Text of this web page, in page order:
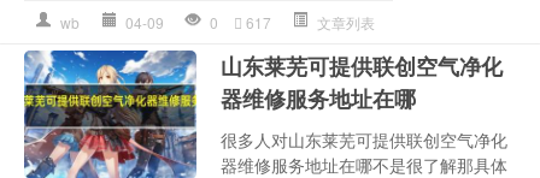
wb 04-09 0 617 文章列表
山东莱芜可提供联创空气净化
器维修服务地址在哪
很多人对山东莱芜可提供联创空气净化
器维修服务地址在哪不是很了解那具体